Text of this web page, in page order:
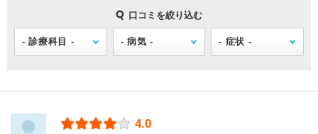
口コミを絞り込む
4.0